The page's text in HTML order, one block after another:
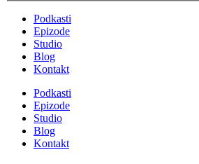
Podkasti
Epizode
Studio
Blog
Kontakt
Podkasti
Epizode
Studio
Blog
Kontakt